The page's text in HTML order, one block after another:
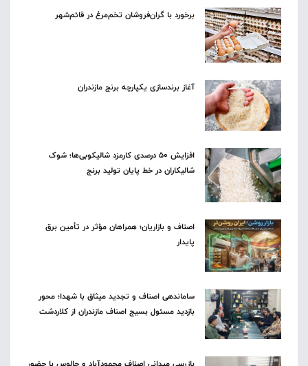
برخورد با گران‌فروشان تخم‌مرغ در قائم‌شهر
آغاز برندسازی یکپارچه برنج مازندران
افزایش ۵۰ درصدی کارمزد شالیکوبی‌ها؛ شوک
شالیکاران در خط پایان تولید برنج
اصناف و بازاریان؛ همراهان مؤثر در تأمین برق
پایدار
ساماندهی اصناف و تجدید میثاق با شهدا؛ محور
بازدید مسئول بسیج اصناف مازندران از کلاردشت